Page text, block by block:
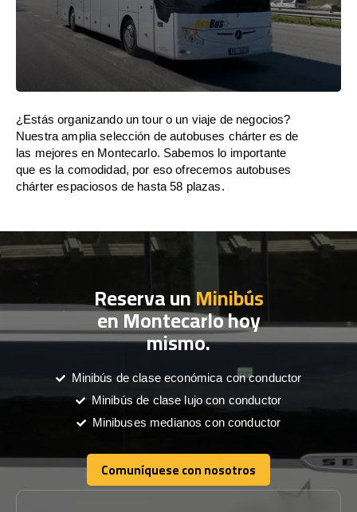
¿Estás organizando un tour o un viaje de negocios?
Nuestra amplia selección de autobuses chárter es de
las mejores en Montecarlo. Sabemos lo importante
que es la comodidad, por eso ofrecemos autobuses
chárter espaciosos de hasta 58 plazas.
Reserva unMinibús
en Montecarlo hoy
mismo.
Minibús de clase económica con conductor
Minibús de clase lujo con conductor
Minibuses medianos con conductor
Comuníquese con nosotros
Comuníquese con nosotros